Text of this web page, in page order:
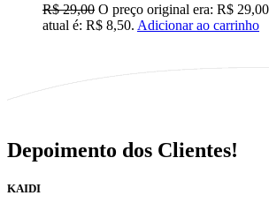
R$29,00 O preço original era: R$
atual é: R$ 8,50. Adicionar ao carrinho
Depoimento dos Clientes!
KAIDI